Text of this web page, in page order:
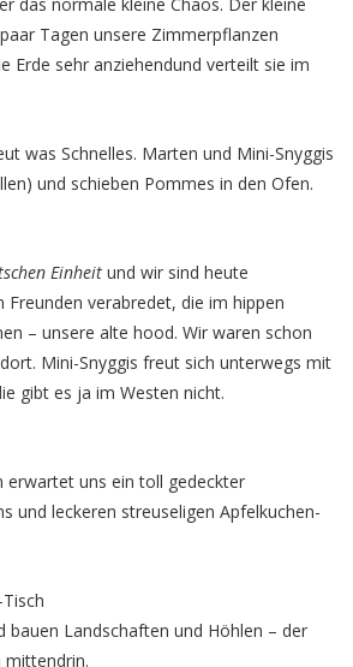
Tagen unsere Zimmerpflanzen
Erde sehr anziehendund verteilt sie im
was Schnelles. Marten und Mini-Snyggis
und schieben Pommes in den Ofen.
Einheit und wir sind heute
verabredet, die im hippen
– unsere alte hood. Wir waren schon
Mini-Snyggis freut sich unterwegs mit
gibt es ja im Westen nicht.
erwartet uns ein toll gedeckter
und leckeren streuseligen Apfelkuchen-
bauen Landschaften und Höhlen – der
mittendrin.